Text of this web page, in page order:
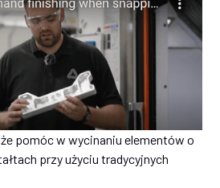
pomóc w wycinaniu elementów o
przy użyciu tradycyjnych